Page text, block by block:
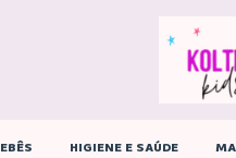
HIGIENE E SAÚDE